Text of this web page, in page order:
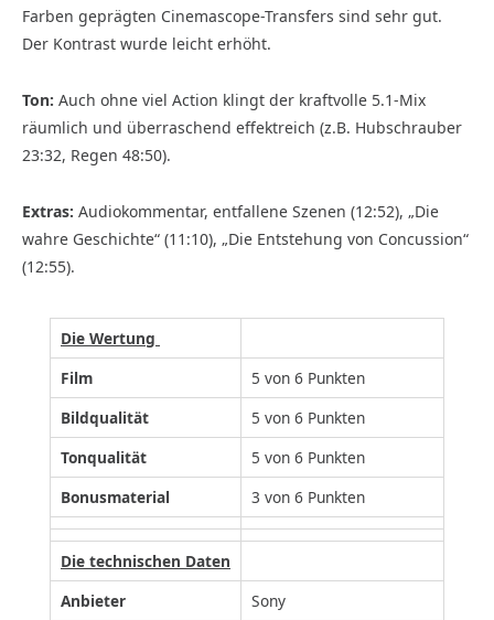
Farben geprägten Cinemascope-Transfers sind sehr gut.
Der Kontrast wurde leicht erhöht.
Ton: Auch ohne viel Action klingt der kraftvolle 5.1-Mix
räumlich und überraschend effektreich (z.B. Hubschrauber
23:32, Regen 48:50).
Extras: Audiokommentar, entfallene Szenen (12:52), „Die
wahre Geschichte“ (11:10), „Die Entstehung von Concussion“
(12:55).
Die Wertung
Film
5 von 6 Punkten
Bildqualität
5 von 6 Punkten
Tonqualität
5 von 6 Punkten
Bonusmaterial
3 von 6 Punkten
Die technischen Daten
Anbieter
Sony